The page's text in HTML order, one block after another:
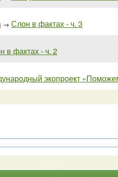
→ Слон в фактах - ч. 3
в фактах - ч. 2
экопроект